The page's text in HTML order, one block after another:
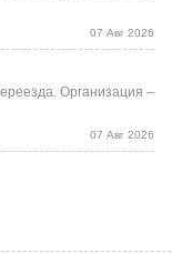
07 Авг 2026
Организация –
07 Авг 2026